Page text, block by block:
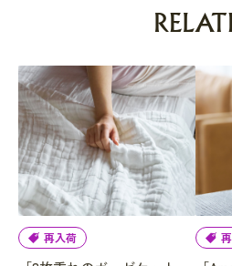
再入荷